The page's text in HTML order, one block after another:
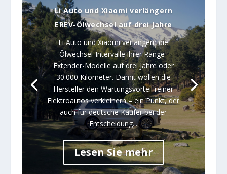
Li Auto und Xiaomi verlängern
EREV-Ölwechsel auf drei Jahre
Li Auto und Xiaomi verlängern die
Ölwechsel-Intervalle ihrer Range-
Extender-Modelle auf drei Jahre oder
30.000 Kilometer. Damit wollen die
Hersteller den Wartungsvorteil reiner
Elektroautos verkleinern – ein Punkt, der
auch für deutsche Käufer bei der
Entscheidung...
Lesen Sie mehr